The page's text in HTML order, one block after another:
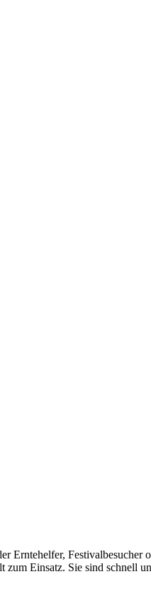
Erntehelfer, Festivalbesucher
Einsatz. Sie sind schnell